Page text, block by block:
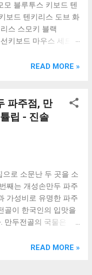
모 블루투스 키보드 텐
보드 텐키리스 도브 화
스 스모키 블랙
키보드 마우스 세트
블루투스 키보드
일반형 블루투스
혜택을 놓치지 마세요.
치지 않도록 먼저 확
나를 사더라도 종류
어려우시죠? 특히 블
과 가격 을 꼼꼼히 비교
드릴게요. 특가상품 보
링 스마트폰 태블릿
일반형, 블랙 유
READ MORE »
파주점, 만
립 - 진솔
로 소문난 두 곳을 소
째는 개성손만두 파주
가성비로 유명한 파주
골이 한국인의 입맛을
만두전골의 국물은 깊
니다. 두 번째는 아이노
READ MORE »